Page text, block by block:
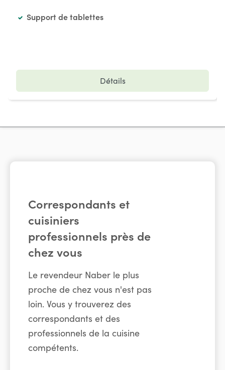
Support de tablettes
Détails
Correspondants et
cuisiniers
professionnels près de
chez vous
Le revendeur Naber le plus
proche de chez vous n'est pas
loin. Vous y trouverez des
correspondants et des
professionnels de la cuisine
compétents.